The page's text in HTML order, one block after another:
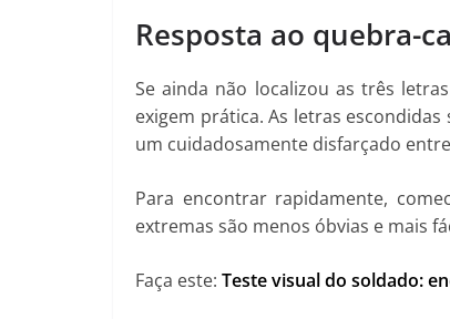
Resposta ao quebra-
Se ainda não localizou as três
exigem prática. As letras
um cuidadosamente disfarçado
Para encontrar rapidamente,
extremas são menos óbvias e mais
Faça este: Teste visual do soldado: